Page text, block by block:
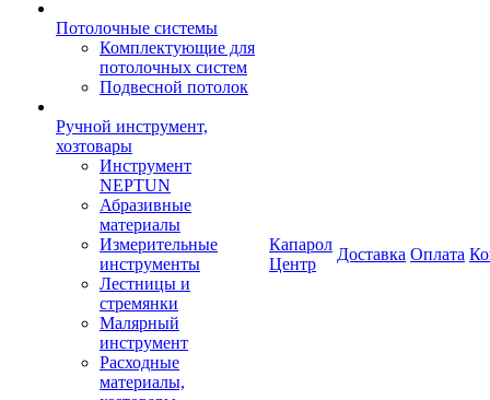
Потолочные системы
Комплектующие для
потолочных систем
Подвесной потолок
Ручной инструмент,
хозтовары
Инструмент
NEPTUN
Абразивные
материалы
Измерительные
инструменты
Лестницы и
стремянки
Малярный
инструмент
Расходные
материалы,
Капарол
Центр
Доставка Оплата